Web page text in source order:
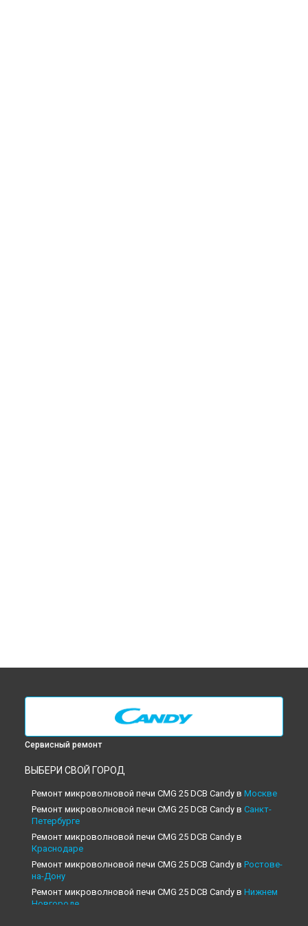
Сервисный ремонт
ВЫБЕРИ СВОЙ ГОРОД
Ремонт микроволновой печи CMG 25 DCB Candy в Москве
Ремонт микроволновой печи CMG 25 DCB Candy в Санкт-
Петербурге
Ремонт микроволновой печи CMG 25 DCB Candy в
Краснодаре
Ремонт микроволновой печи CMG 25 DCB Candy в Ростове-
на-Дону
Ремонт микроволновой печи CMG 25 DCB Candy в Нижнем
Новгороде